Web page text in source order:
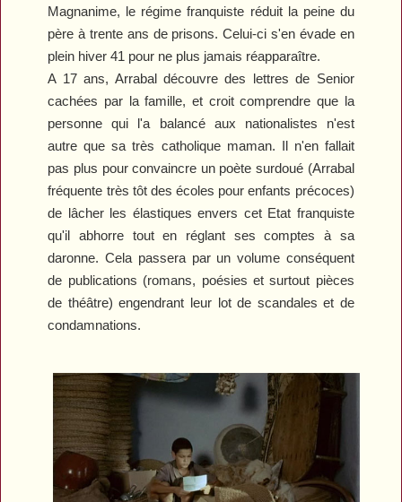
Magnanime, le régime franquiste réduit la peine du
père à trente ans de prisons. Celui-ci s'en évade en
plein hiver 41 pour ne plus jamais réapparaître.
A 17 ans, Arrabal découvre des lettres de Senior
cachées par la famille, et croit comprendre que la
personne qui l'a balancé aux nationalistes n'est
autre que sa très catholique maman. Il n'en fallait
pas plus pour convaincre un poète surdoué (Arrabal
fréquente très tôt des écoles pour enfants précoces)
de lâcher les élastiques envers cet Etat franquiste
qu'il abhorre tout en réglant ses comptes à sa
daronne. Cela passera par un volume conséquent
de publications (romans, poésies et surtout pièces
de théâtre) engendrant leur lot de scandales et de
condamnations.